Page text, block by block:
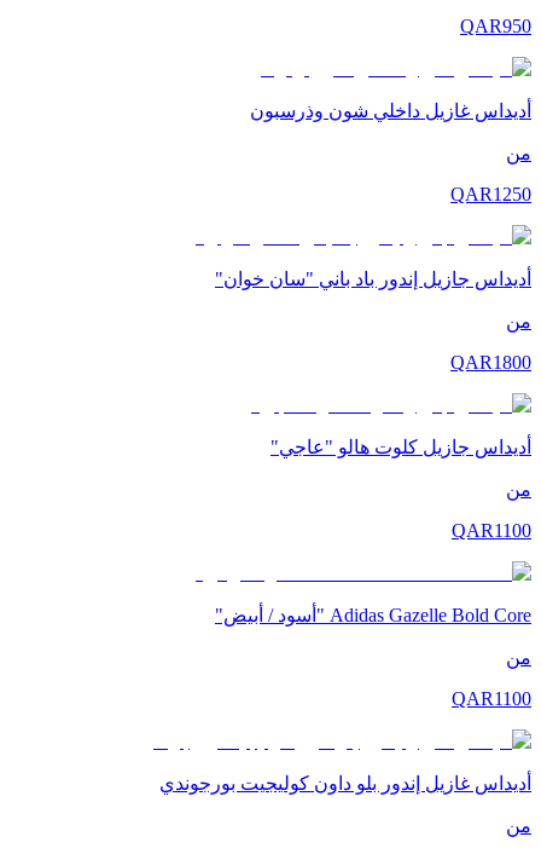
QAR950
أديداس غازيل داخلي شون وذرسبون
من
QAR1250
أديداس جازيل إندور باد باني "سان خوان"
من
QAR1800
أديداس جازيل كلوت هالو "عاجي"
من
QAR1100
Adidas Gazelle Bold Core "أسود / أبيض"
من
QAR1100
أديداس غازيل إندور بلو داون كوليجيت بورجوندي
من